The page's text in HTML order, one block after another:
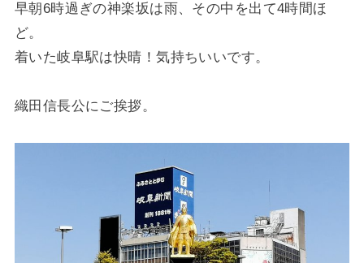
早朝6時過ぎの神楽坂は雨、その中を出て4時間ほ
ど。
着いた岐阜駅は快晴！気持ちいいです。
織田信長公にご挨拶。